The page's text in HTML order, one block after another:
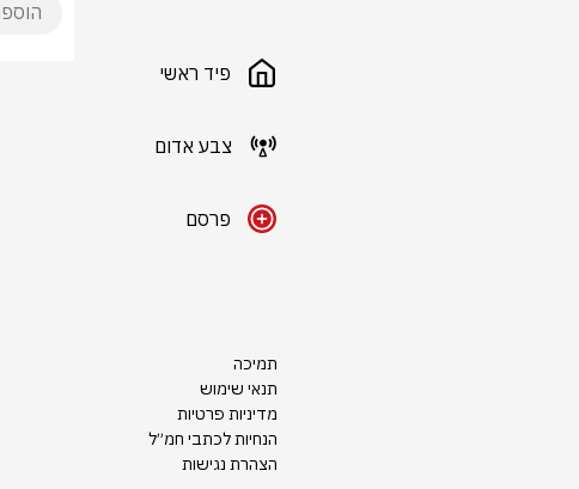
פיד ראשי
צבע אדום
פרסם
תמיכה
תנאי שימוש
מדיניות פרטיות
הנחיות לכתבי חמ״ל
הצהרת נגישות